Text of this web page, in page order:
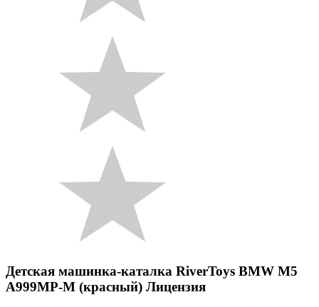
Детская машинка-каталка RiverToys BMW M5
A999MP-M (красный) Лицензия